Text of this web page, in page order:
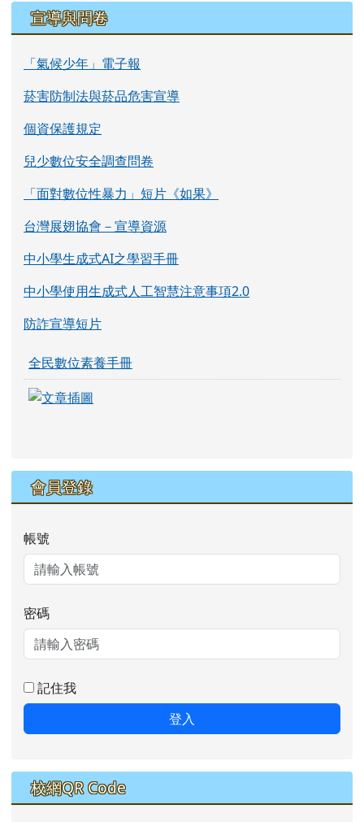
宣導與問卷
「氣候少年」電子報
菸害防制法與菸品危害宣導
個資保護規定
兒少數位安全調查問卷
「面對數位性暴力」短片《如果》
台灣展翅協會－宣導資源
中小學生成式AI之學習手冊
中小學使用生成式人工智慧注意事項2.0
防詐宣導短片
全民數位素養手冊
會員登錄
帳號
密碼
記住我
登入
校網QR Code